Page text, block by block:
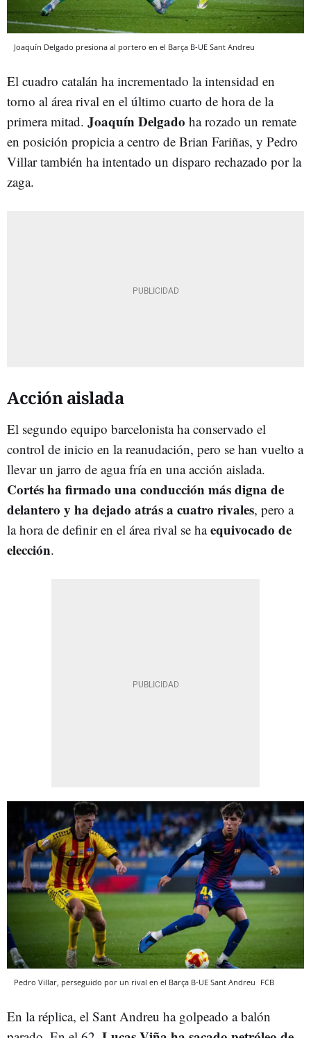
Joaquín Delgado presiona al portero en el Barça B-UE Sant Andreu
El cuadro catalán ha incrementado la intensidad en
torno al área rival en el último cuarto de hora de la
primera mitad. Joaquín Delgado ha rozado un remate
en posición propicia a centro de Brian Fariñas, y Pedro
Villar también ha intentado un disparo rechazado por la
zaga.
Acción aislada
El segundo equipo barcelonista ha conservado el
control de inicio en la reanudación, pero se han vuelto a
llevar un jarro de agua fría en una acción aislada.
Cortés ha firmado una conducción más digna de
delantero y ha dejado atrás a cuatro rivales, pero a
la hora de definir en el área rival se haequivocado de
elección.
Pedro Villar, perseguido por un rival en el Barça B-UE Sant Andreu FCB
En la réplica, el Sant Andreu ha golpeado a balón